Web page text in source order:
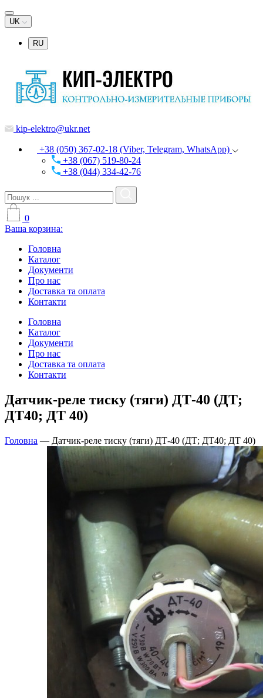
UK
RU
kip-elektro@ukr.net
+38 (050) 367-02-18 (Viber, Telegram, WhatsApp)
+38 (067) 519-80-24
+38 (044) 334-42-76
0
Ваша корзина:
Головна
Каталог
Документи
Про нас
Доставка та оплата
Контакти
Головна
Каталог
Документи
Про нас
Доставка та оплата
Контакти
Датчик-реле тиску (тяги) ДТ-40 (ДТ;
ДТ40; ДТ 40)
Головна — Датчик-реле тиску (тяги) ДТ-40 (ДТ; ДТ40; ДТ 40)